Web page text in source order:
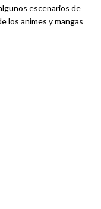
escenarios de
los animes y mangas